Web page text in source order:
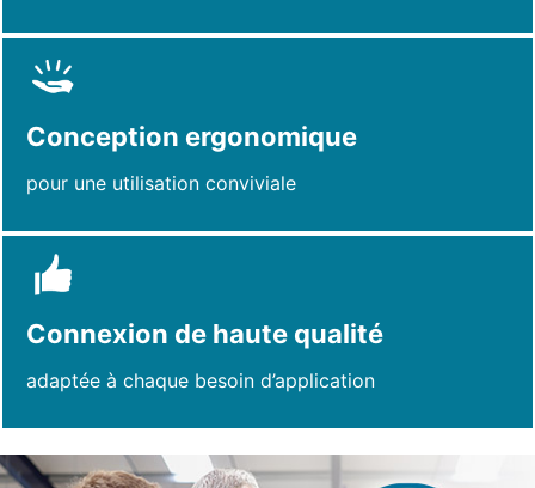
Conception ergonomique
pour une utilisation conviviale
Connexion de haute qualité
adaptée à chaque besoin d’application